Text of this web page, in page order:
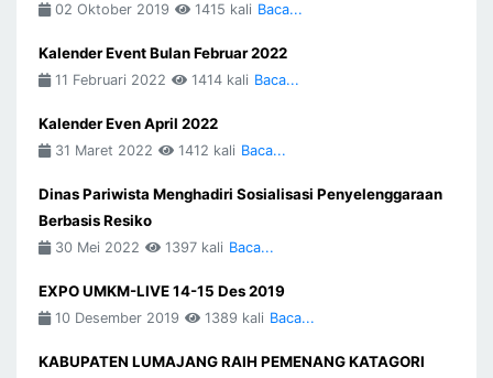
02 Oktober 2019 1415 kali Baca...
Kalender Event Bulan Februar 2022
11 Februari 2022 1414 kali Baca...
Kalender Even April 2022
31 Maret 2022 1412 kali Baca...
Dinas Pariwista Menghadiri Sosialisasi Penyelenggaraan
Berbasis Resiko
30 Mei 2022 1397 kali Baca...
EXPO UMKM-LIVE 14-15 Des 2019
10 Desember 2019 1389 kali Baca...
KABUPATEN LUMAJANG RAIH PEMENANG KATAGORI